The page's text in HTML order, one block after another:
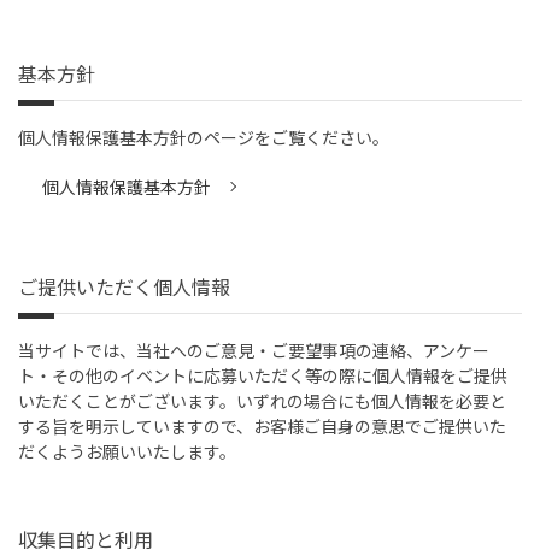
基本方針
個人情報保護基本方針のページをご覧ください。
個人情報保護基本方針
ご提供いただく個人情報
当サイトでは、当社へのご意見・ご要望事項の連絡、アンケー
ト・その他のイベントに応募いただく等の際に個人情報をご提供
いただくことがございます。いずれの場合にも個人情報を必要と
する旨を明示していますので、お客様ご自身の意思でご提供いた
だくようお願いいたします。
収集目的と利用